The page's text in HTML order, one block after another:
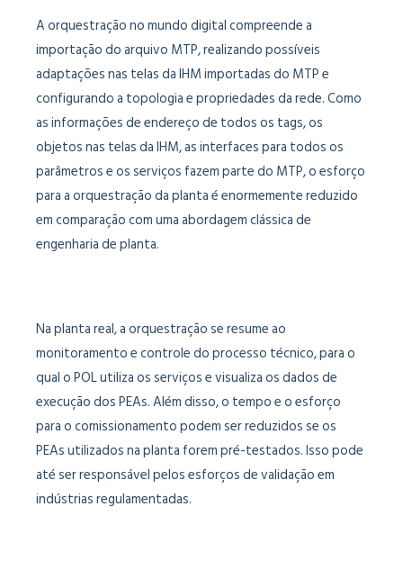
A orquestração no mundo digital compreende a
importação do arquivo MTP, realizando possíveis
adaptações nas telas da IHM importadas do MTP e
configurando a topologia e propriedades da rede. Como
as informações de endereço de todos os tags, os
objetos nas telas da IHM, as interfaces para todos os
parâmetros e os serviços fazem parte do MTP, o esforço
para a orquestração da planta é enormemente reduzido
em comparação com uma abordagem clássica de
engenharia de planta.
Na planta real, a orquestração se resume ao
monitoramento e controle do processo técnico, para o
qual o POL utiliza os serviços e visualiza os dados de
execução dos PEAs. Além disso, o tempo e o esforço
para o comissionamento podem ser reduzidos se os
PEAs utilizados na planta forem pré-testados. Isso pode
até ser responsável pelos esforços de validação em
indústrias regulamentadas.